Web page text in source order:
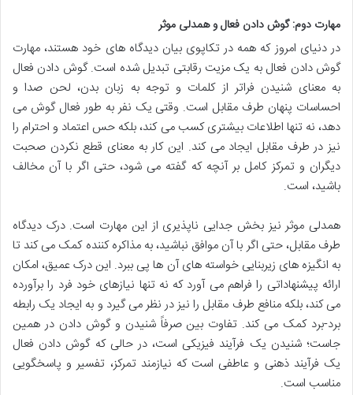
مهارت دوم: گوش دادن فعال و همدلی موثر
در دنیای امروز که همه در تکاپوی بیان دیدگاه های خود هستند، مهارت
گوش دادن فعال به یک مزیت رقابتی تبدیل شده است. گوش دادن فعال
به معنای شنیدن فراتر از کلمات و توجه به زبان بدن، لحن صدا و
احساسات پنهان طرف مقابل است. وقتی یک نفر به طور فعال گوش می
دهد، نه تنها اطلاعات بیشتری کسب می کند، بلکه حس اعتماد و احترام را
نیز در طرف مقابل ایجاد می کند. این کار به معنای قطع نکردن صحبت
دیگران و تمرکز کامل بر آنچه که گفته می شود، حتی اگر با آن مخالف
باشید، است.
همدلی موثر نیز بخش جدایی ناپذیری از این مهارت است. درک دیدگاه
طرف مقابل، حتی اگر با آن موافق نباشید، به مذاکره کننده کمک می کند تا
به انگیزه های زیربنایی خواسته های آن ها پی ببرد. این درک عمیق، امکان
ارائه پیشنهاداتی را فراهم می آورد که نه تنها نیازهای خود فرد را برآورده
می کند، بلکه منافع طرف مقابل را نیز در نظر می گیرد و به ایجاد یک رابطه
برد-برد کمک می کند. تفاوت بین صرفاً شنیدن و گوش دادن در همین
جاست؛ شنیدن یک فرآیند فیزیکی است، در حالی که گوش دادن فعال
یک فرآیند ذهنی و عاطفی است که نیازمند تمرکز، تفسیر و پاسخگویی
مناسب است.